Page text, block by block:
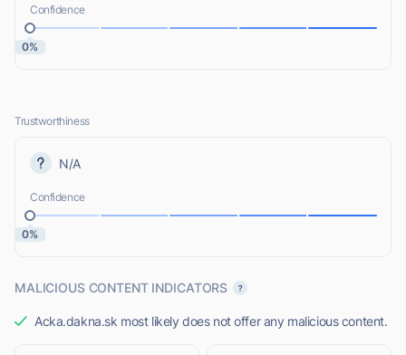
Confidence
0%
Trustworthiness
N/A
Confidence
0%
MALICIOUS CONTENT INDICATORS
Acka.dakna.sk most likely does not offer any malicious content.